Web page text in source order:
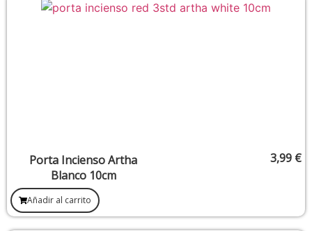
Porta Incienso Artha
Blanco 10cm
3,99 €
Añadir al carrito